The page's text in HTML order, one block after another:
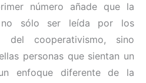
número añade que la
no sólo ser leída por los
del cooperativismo, sino
personas que sientan un
enfoque diferente de la